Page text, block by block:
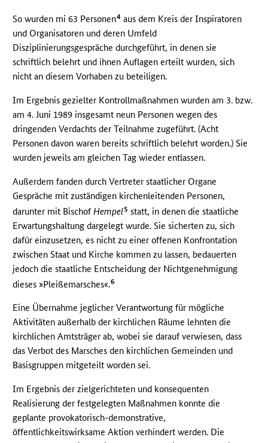
So wurden mi 63 Personen4 aus dem Kreis der Inspiratoren
und Organisatoren und deren Umfeld
Disziplinierungsgespräche durchgeführt, in denen sie
schriftlich belehrt und ihnen Auflagen erteilt wurden, sich
nicht an diesem Vorhaben zu beteiligen.
Im Ergebnis gezielter Kontrollmaßnahmen wurden am 3. bzw.
am 4. Juni 1989 insgesamt neun Personen wegen des
dringenden Verdachts der Teilnahme zugeführt. (Acht
Personen davon waren bereits schriftlich belehrt worden.) Sie
wurden jeweils am gleichen Tag wieder entlassen.
Außerdem fanden durch Vertreter staatlicher Organe
Gespräche mit zuständigen kirchenleitenden Personen,
darunter mit Bischof Hempel5 statt, in denen die staatliche
Erwartungshaltung dargelegt wurde. Sie sicherten zu, sich
dafür einzusetzen, es nicht zu einer offenen Konfrontation
zwischen Staat und Kirche kommen zu lassen, bedauerten
jedoch die staatliche Entscheidung der Nichtgenehmigung
dieses »Pleißemarsches«.6
Eine Übernahme jeglicher Verantwortung für mögliche
Aktivitäten außerhalb der kirchlichen Räume lehnten die
kirchlichen Amtsträger ab, wobei sie darauf verwiesen, dass
das Verbot des Marsches den kirchlichen Gemeinden und
Basisgruppen mitgeteilt worden sei.
Im Ergebnis der zielgerichteten und konsequenten
Realisierung der festgelegten Maßnahmen konnte die
geplante provokatorisch-demonstrative,
öffentlichkeitswirksame Aktion verhindert werden. Die